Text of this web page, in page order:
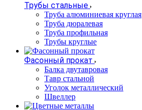
Трубы стальные
Труба алюминиевая круглая
Труба дюралевая
Труба профильная
Трубы круглые
Фасонный прокат
Балка двутавровая
Тавр стальной
Уголок металлический
Швеллер